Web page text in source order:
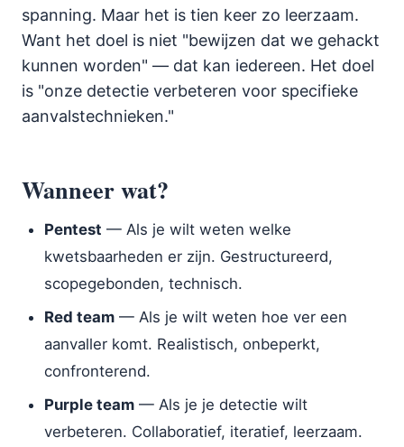
spanning. Maar het is tien keer zo leerzaam.
Want het doel is niet "bewijzen dat we gehackt
kunnen worden" — dat kan iedereen. Het doel
is "onze detectie verbeteren voor specifieke
aanvalstechnieken."
Wanneer wat?
Pentest — Als je wilt weten welke
kwetsbaarheden er zijn. Gestructureerd,
scopegebonden, technisch.
Red team — Als je wilt weten hoe ver een
aanvaller komt. Realistisch, onbeperkt,
confronterend.
Purple team — Als je je detectie wilt
verbeteren. Collaboratief, iteratief, leerzaam.